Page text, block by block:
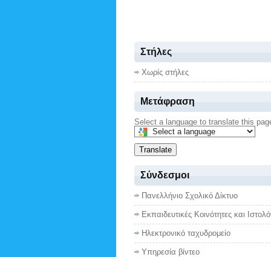
Στήλες
Χωρίς στήλες
Μετάφραση
Select a language to translate this
Translate
Σύνδεσμοι
Πανελλήνιο Σχολικό Δίκτυο
Εκπαιδευτικές Κοινότητες και
Ηλεκτρονικό ταχυδρομείο
Υπηρεσία βίντεο